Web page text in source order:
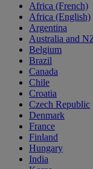
Africa (French)
Africa (English)
Argentina
Australia and
Belgium
Brazil
Canada
Chile
Croatia
Czech Republic
Denmark
France
Finland
Hungary
India